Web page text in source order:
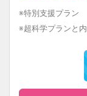
※特別支援プラン
※超科学プランと